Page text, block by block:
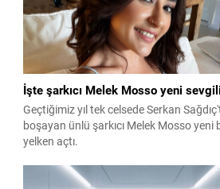
İşte şarkıcı Melek Mosso yeni
Geçtiğimiz yıl tek celsede Serkan
boşayan ünlü şarkıcı Melek Mosso yeni
yelken açtı.